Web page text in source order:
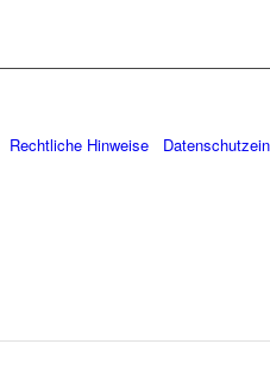
Rechtliche Hinweise